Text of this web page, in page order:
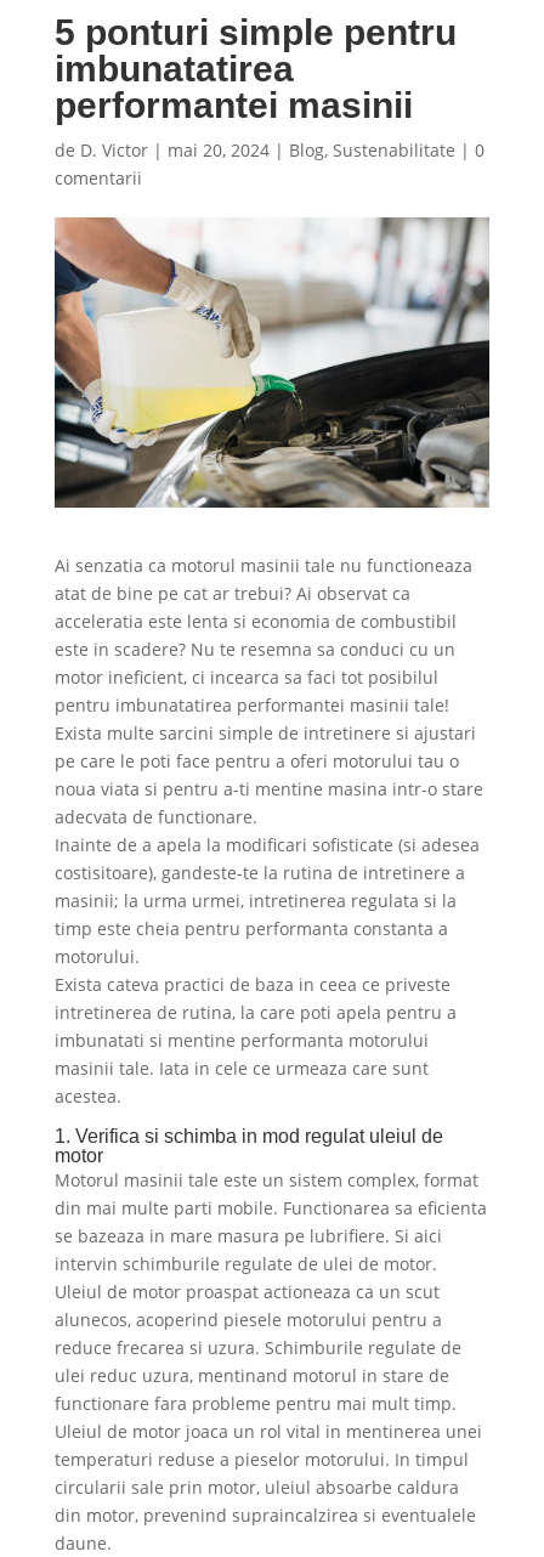
5 ponturi simple pentru
imbunatatirea
performantei masinii
de D. Victor| mai 20, 2024| Blog, Sustenabilitate | 0
comentarii
Ai senzatia ca motorul masinii tale nu functioneaza
atat de bine pe cat ar trebui? Ai observat ca
acceleratia este lenta si economia de combustibil
este in scadere? Nu te resemna sa conduci cu un
motor ineficient, ci incearca sa faci tot posibilul
pentru imbunatatirea performantei masinii tale!
Exista multe sarcini simple de intretinere si ajustari
pe care le poti face pentru a oferi motorului tau o
noua viata si pentru a-ti mentine masina intr-o stare
adecvata de functionare.
Inainte de a apela la modificari sofisticate (si adesea
costisitoare), gandeste-te la rutina de intretinere a
masinii; la urma urmei, intretinerea regulata si la
timp este cheia pentru performanta constanta a
motorului.
Exista cateva practici de baza in ceea ce priveste
intretinerea de rutina, la care poti apela pentru a
imbunatati si mentine performanta motorului
masinii tale. Iata in cele ce urmeaza care sunt
acestea.
1. Verifica si schimba in mod regulat uleiul de
motor
Motorul masinii tale este un sistem complex, format
din mai multe parti mobile. Functionarea sa eficienta
se bazeaza in mare masura pe lubrifiere. Si aici
intervin schimburile regulate de ulei de motor.
Uleiul de motor proaspat actioneaza ca un scut
alunecos, acoperind piesele motorului pentru a
reduce frecarea si uzura. Schimburile regulate de
ulei reduc uzura, mentinand motorul in stare de
functionare fara probleme pentru mai mult timp.
Uleiul de motor joaca un rol vital in mentinerea unei
temperaturi reduse a pieselor motorului. In timpul
circularii sale prin motor, uleiul absoarbe caldura
din motor, prevenind supraincalzirea si eventualele
daune.